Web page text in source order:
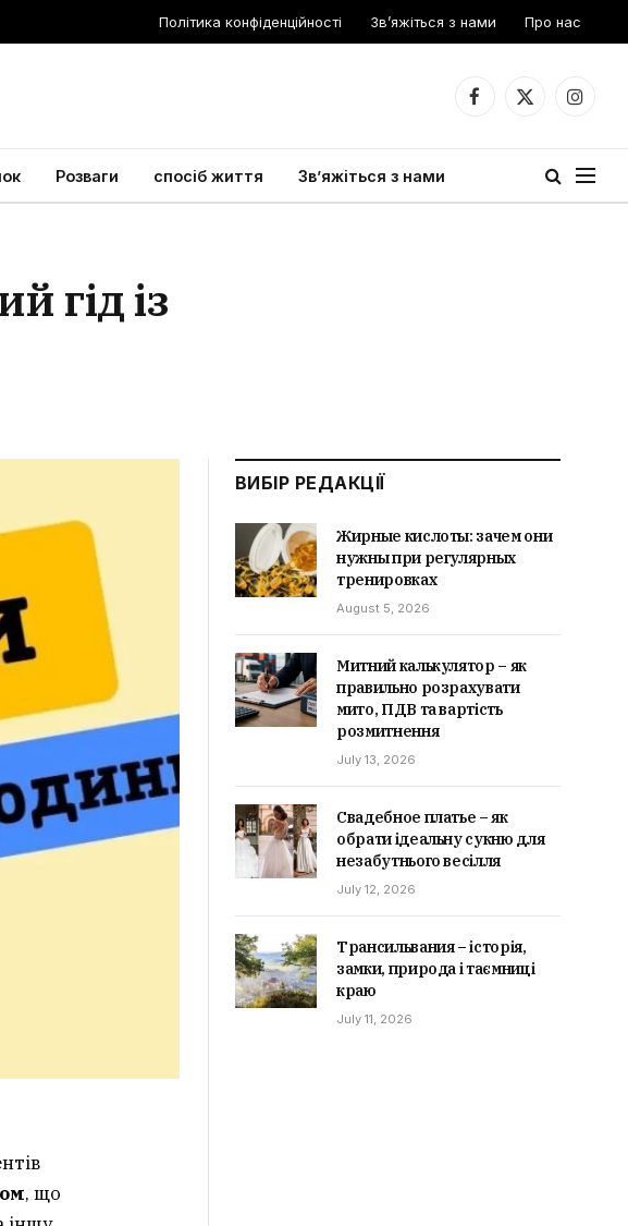
Політика конфіденційності Зв’яжіться з нами Про нас
Facebook
X
Розваги спосіб життя Зв’яжіться з нами
гід із
, що
ВИБІР РЕДАКЦІЇ
Жирные кислоты: зачем они
нужны при регулярных
тренировках
August 5, 2026
Митний калькулятор – як
правильно розрахувати
мито, ПДВ та вартість
розмитнення
July 13, 2026
Свадебное платье – як
обрати ідеальну сукню для
незабутнього весілля
July 12, 2026
Трансильвания – історія,
замки, природа і таємниці
краю
July 11, 2026